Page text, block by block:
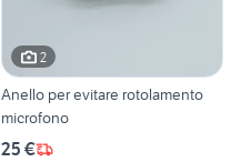
2
Anello per evitare rotolamento
microfono
25 €